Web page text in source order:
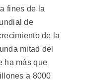
fines de la
de
de la
mitad del
ha más que
a 8000